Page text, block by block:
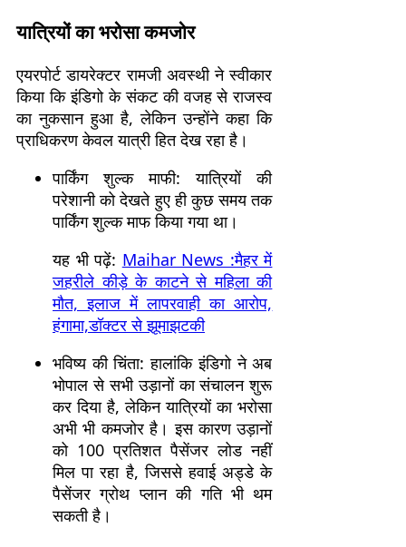
यात्रियों का भरोसा कमजोर
एयरपोर्ट डायरेक्टर रामजी अवस्थी ने स्वीकार
किया कि इंडिगो के संकट की वजह से राजस्व
का नुकसान हुआ है, लेकिन उन्होंने कहा कि
प्राधिकरण केवल यात्री हित देख रहा है।
पार्किंग शुल्क माफी: यात्रियों की
परेशानी को देखते हुए ही कुछ समय तक
पार्किंग शुल्क माफ किया गया था।
यह भी पढ़ें: Maihar News :मैहर में
जहरीले कीड़े के काटने से महिला की
मौत, इलाज में लापरवाही का आरोप,
हंगामा,डॉक्टर से झूमाझटकी
भविष्य की चिंता: हालांकि इंडिगो ने अब
भोपाल से सभी उड़ानों का संचालन शुरू
कर दिया है, लेकिन यात्रियों का भरोसा
अभी भी कमजोर है। इस कारण उड़ानों
को 100 प्रतिशत पैसेंजर लोड नहीं
मिल पा रहा है, जिससे हवाई अड्डे के
पैसेंजर ग्रोथ प्लान की गति भी थम
सकती है।